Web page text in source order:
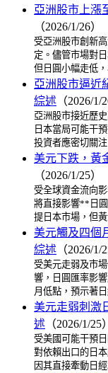
亞洲股市上漲
（2026/1/26）
受亞洲股市創新
定。儘管市場對
但日圓小幅走低
亞洲股市逼近
綜述 （2026/1/
亞洲股市接近歷
日本當局可能干
投資者應密切關
美元下跌，黃
（2026/1/25）
受全球資金流向
將直接影響**日
提日本市場，但
美元觸及四個
綜述 （2026/1/
受美元走弱及市
響，日圓匯率影
月低點，預示著
美元走弱刺激
述 （2026/1/25）
受美國可能干預
對依賴出口的日
因其直接牽動日